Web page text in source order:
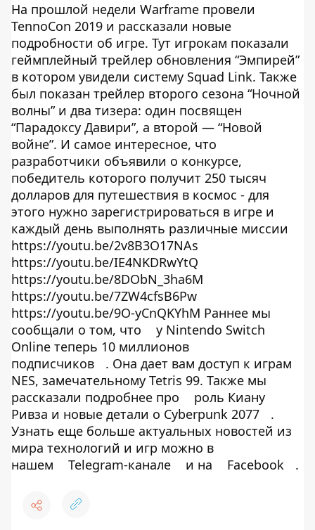
На прошлой недели Warframe провели
TennoCon 2019 и рассказали новые
подробности об игре. Тут игрокам показали
геймплейный трейлер обновления “Эмпирей”
в котором увидели систему Squad Link. Также
был показан трейлер второго сезона “Ночной
волны” и два тизера: один посвящен
“Парадоксу Давири”, а второй — “Новой
войне”. И самое интересное, что
разработчики объявили о конкурсе,
победитель которого получит 250 тысяч
долларов для путешествия в космос - для
этого нужно зарегистрироваться в игре и
каждый день выполнять различные миссии
https://youtu.be/2v8B3O17NAs
https://youtu.be/IE4NKDRwYtQ
https://youtu.be/8DObN_3ha6M
https://youtu.be/7ZW4cfsB6Pw
https://youtu.be/9O-yCnQKYhM Раннее мы
сообщали о том, что
у Nintendo Switch
Online теперь 10 миллионов
подписчиков
. Она дает вам доступ к играм
NES, замечательному Tetris 99. Также мы
рассказали подробнее про
роль Киану
Ривза и новые детали о Cyberpunk 2077
.
Узнать еще больше актуальных новостей из
мира технологий и игр можно в
нашем
Telegram-канале и на Facebook .